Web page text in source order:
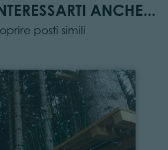
ANCHE...
posti simili